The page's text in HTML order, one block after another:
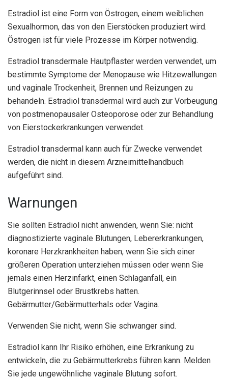
Estradiol ist eine Form von Östrogen, einem weiblichen
Sexualhormon, das von den Eierstöcken produziert wird.
Östrogen ist für viele Prozesse im Körper notwendig.
Estradiol transdermale Hautpflaster werden verwendet, um
bestimmte Symptome der Menopause wie Hitzewallungen
und vaginale Trockenheit, Brennen und Reizungen zu
behandeln. Estradiol transdermal wird auch zur Vorbeugung
von postmenopausaler Osteoporose oder zur Behandlung
von Eierstockerkrankungen verwendet.
Estradiol transdermal kann auch für Zwecke verwendet
werden, die nicht in diesem Arzneimittelhandbuch
aufgeführt sind.
Warnungen
Sie sollten Estradiol nicht anwenden, wenn Sie: nicht
diagnostizierte vaginale Blutungen, Lebererkrankungen,
koronare Herzkrankheiten haben, wenn Sie sich einer
größeren Operation unterziehen müssen oder wenn Sie
jemals einen Herzinfarkt, einen Schlaganfall, ein
Blutgerinnsel oder Brustkrebs hatten.
Gebärmutter/Gebärmutterhals oder Vagina.
Verwenden Sie nicht, wenn Sie schwanger sind.
Estradiol kann Ihr Risiko erhöhen, eine Erkrankung zu
entwickeln, die zu Gebärmutterkrebs führen kann. Melden
Sie jede ungewöhnliche vaginale Blutung sofort.